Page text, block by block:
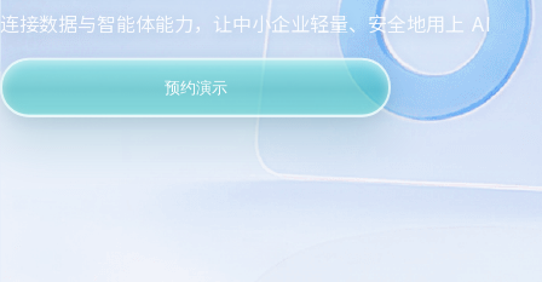
连接数据与智能体能力，让中小企业轻量、安全地用上 AI
预约演示